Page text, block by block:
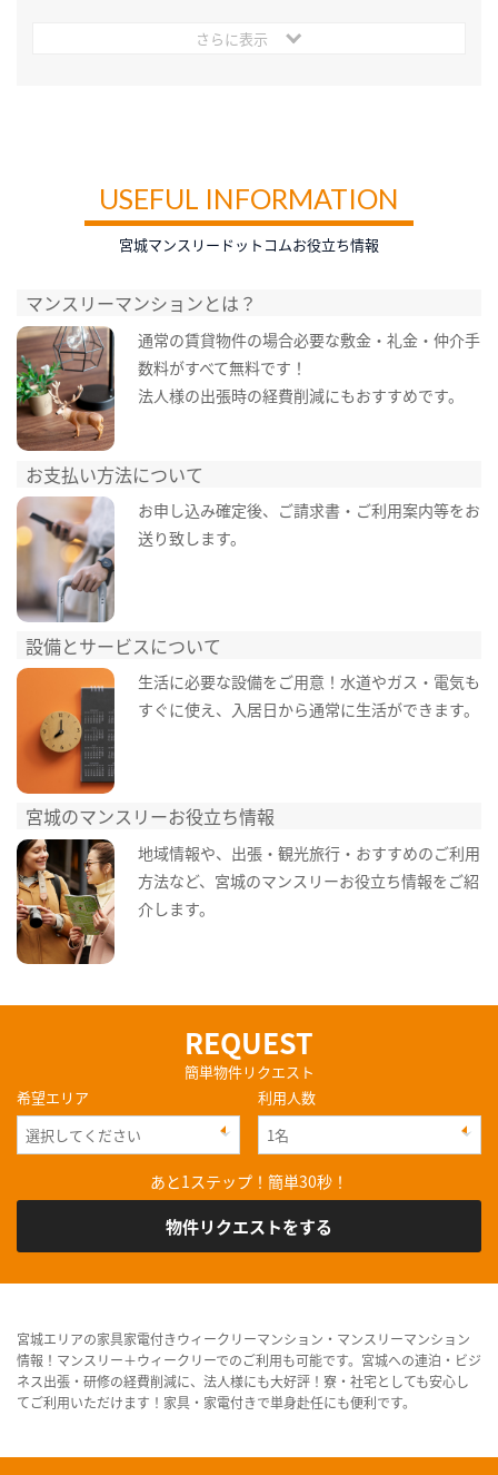
さらに表示
USEFUL INFORMATION
宮城マンスリードットコムお役立ち情報
マンスリーマンションとは？
通常の賃貸物件の場合必要な敷金・礼金・仲介手
数料がすべて無料です！
法人様の出張時の経費削減にもおすすめです。
お支払い方法について
お申し込み確定後、ご請求書・ご利用案内等をお
送り致します。
設備とサービスについて
生活に必要な設備をご用意！水道やガス・電気も
すぐに使え、入居日から通常に生活ができます。
宮城のマンスリーお役立ち情報
地域情報や、出張・観光旅行・おすすめのご利用
方法など、宮城のマンスリーお役立ち情報をご紹
介します。
REQUEST
簡単物件リクエスト
希望エリア
利用人数
あと1ステップ！簡単30秒！
物件リクエストをする
宮城エリアの家具家電付きウィークリーマンション・マンスリーマンション
情報！マンスリー＋ウィークリーでのご利用も可能です。宮城への連泊・ビジ
ネス出張・研修の経費削減に、法人様にも大好評！寮・社宅としても安心し
てご利用いただけます！家具・家電付きで単身赴任にも便利です。